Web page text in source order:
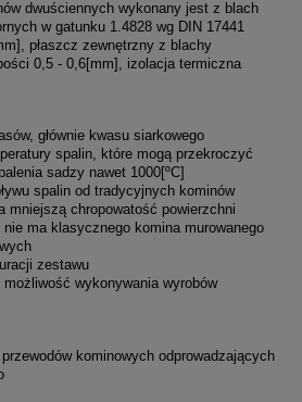
dwuściennych wykonany jest z blach
w gatunku 1.4828 wg DIN 17441
płaszcz zewnętrzny z blachy
0,5 - 0,6[mm], izolacja termiczna
głównie kwasu siarkowego
spalin, które mogą przekroczyć
sadzy nawet 1000[ºC]
spalin od tradycyjnych kominów
mniejszą chropowatość powierzchni
ma klasycznego komina murowanego
zestawu
wykonywania wyrobów
kominowych odprowadzających